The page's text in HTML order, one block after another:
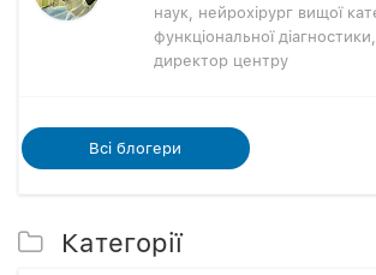
наук, нейрохірург вищої
функціональної
директор центру
Всi блогери
Категорії